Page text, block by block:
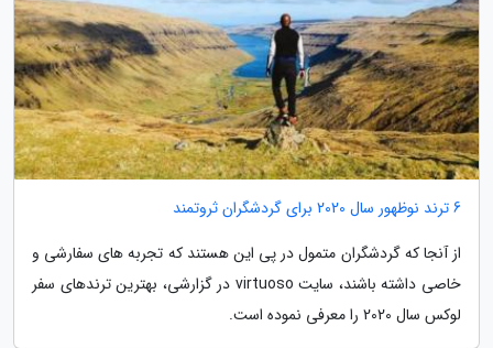
6 ترند نوظهور سال 2020 برای گردشگران ثروتمند
از آنجا که گردشگران متمول در پی این هستند که تجربه های سفارشی و
خاصی داشته باشند، سایت virtuoso در گزارشی، بهترین ترندهای سفر
لوکس سال 2020 را معرفی نموده است.